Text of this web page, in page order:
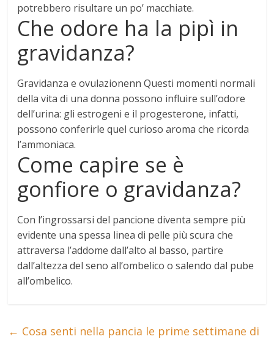
potrebbero risultare un po’ macchiate.
Che odore ha la pipì in
gravidanza?
Gravidanza e ovulazionenn Questi momenti normali
della vita di una donna possono influire sull’odore
dell’urina: gli estrogeni e il progesterone, infatti,
possono conferirle quel curioso aroma che ricorda
l’ammoniaca.
Come capire se è
gonfiore o gravidanza?
Con l’ingrossarsi del pancione diventa sempre più
evidente una spessa linea di pelle più scura che
attraversa l’addome dall’alto al basso, partire
dall’altezza del seno all’ombelico o salendo dal pube
all’ombelico.
← Cosa senti nella pancia le prime settimane di